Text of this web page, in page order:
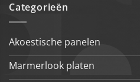
Categorieën
Akoestische panelen
Marmerlook platen